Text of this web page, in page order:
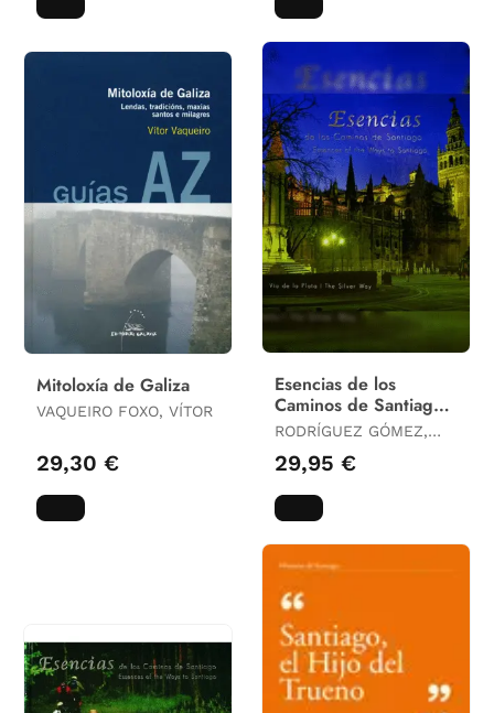
Mitoloxía de Galiza
VAQUEIRO FOXO, VÍTOR
29,30 €
Esencias de los
Caminos de Santiago.
Vía de la Plata
RODRÍGUEZ GÓMEZ,
29,95 €